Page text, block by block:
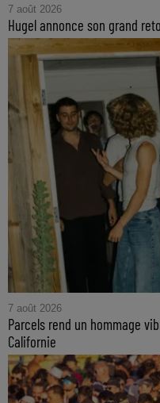
7 août 2026
Hugel annonce son grand
7 août 2026
Parcels rend un hommage
Californie